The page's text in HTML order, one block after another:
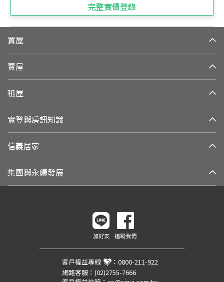
完整實價登錄
買屋
賣屋
租屋
實登與房訊知識
信義居家
集團與永續發展
加好友 追蹤我們
客戶權益專線 ： 0800-211-922
網路客服： (02)2755-7666